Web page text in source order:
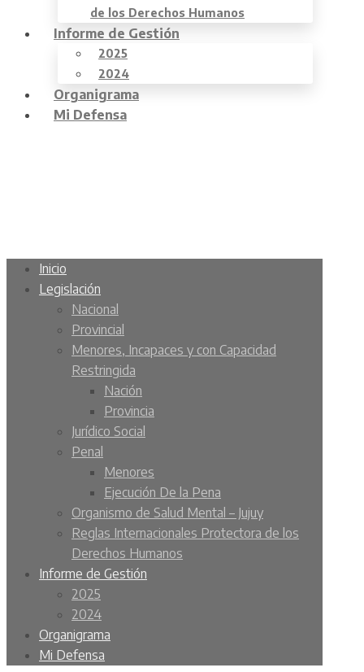
de los Derechos Humanos
Informe de Gestión
2025
2024
Organigrama
Mi Defensa
Inicio
Legislación
Nacional
Provincial
Menores, Incapaces y con Capacidad
Restringida
Nación
Provincia
Jurídico Social
Penal
Menores
Ejecución De la Pena
Organismo de Salud Mental – Jujuy
Reglas Internacionales Protectora de los
Derechos Humanos
Informe de Gestión
2025
2024
Organigrama
Mi Defensa